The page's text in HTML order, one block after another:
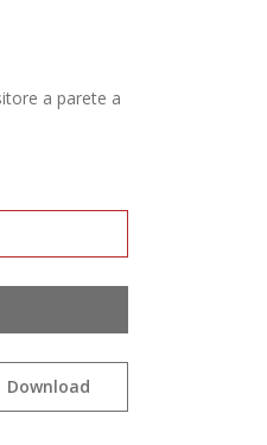
a parete a
Download